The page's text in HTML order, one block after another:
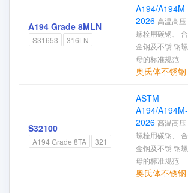
A194 Grade 8MLN
S31653 316LN
A194/A194M-
2026 高温高压
螺栓用碳钢、 合
金钢及不锈 钢螺
母的标准规范
奥氏体不锈钢
S32100
A194 Grade 8TA 321
ASTM
A194/A194M-
2026 高温高压
螺栓用碳钢、 合
金钢及不锈 钢螺
母的标准规范
奥氏体不锈钢